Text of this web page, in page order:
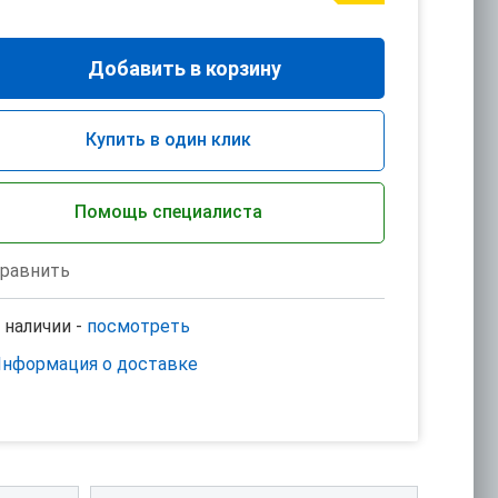
Добавить в корзину
Купить в один клик
Помощь специалиста
наличии - посмотреть
о доставке